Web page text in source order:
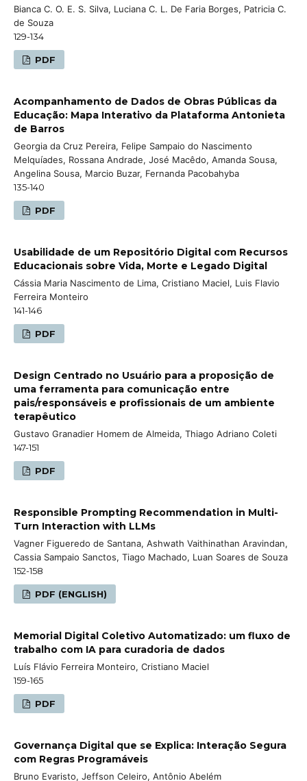
Bianca C. O. E. S. Silva, Luciana C. L. De Faria Borges, Patricia C.
de Souza
129-134
PDF
Acompanhamento de Dados de Obras Públicas da
Educação: Mapa Interativo da Plataforma Antonieta
de Barros
Georgia da Cruz Pereira, Felipe Sampaio do Nascimento
Melquíades, Rossana Andrade, José Macêdo, Amanda Sousa,
Angelina Sousa, Marcio Buzar, Fernanda Pacobahyba
135-140
PDF
Usabilidade de um Repositório Digital com Recursos
Educacionais sobre Vida, Morte e Legado Digital
Cássia Maria Nascimento de Lima, Cristiano Maciel, Luis Flavio
Ferreira Monteiro
141-146
PDF
Design Centrado no Usuário para a proposição de
uma ferramenta para comunicação entre
pais/responsáveis e profissionais de um ambiente
terapêutico
Gustavo Granadier Homem de Almeida, Thiago Adriano Coleti
147-151
PDF
Responsible Prompting Recommendation in Multi-
Turn Interaction with LLMs
Vagner Figueredo de Santana, Ashwath Vaithinathan Aravindan,
Cassia Sampaio Sanctos, Tiago Machado, Luan Soares de Souza
152-158
PDF (ENGLISH)
Memorial Digital Coletivo Automatizado: um fluxo de
trabalho com IA para curadoria de dados
Luís Flávio Ferreira Monteiro, Cristiano Maciel
159-165
PDF
Governança Digital que se Explica: Interação Segura
com Regras Programáveis
Bruno Evaristo, Jeffson Celeiro, Antônio Abelém